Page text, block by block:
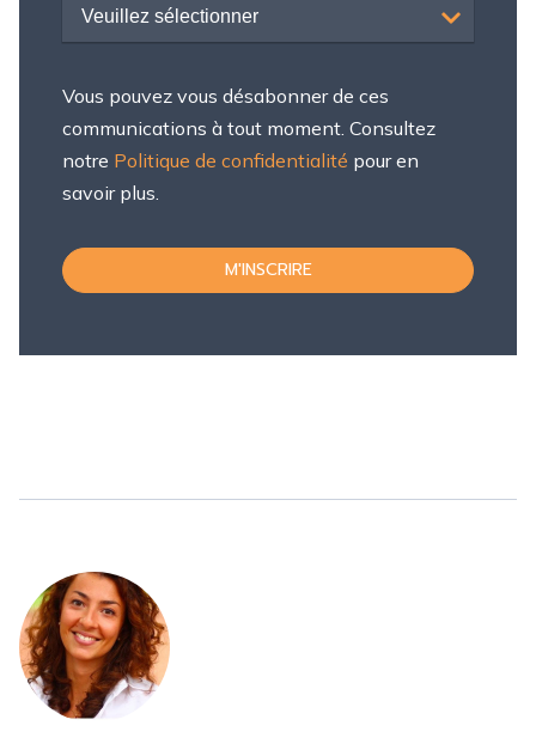
Veuillez sélectionner
Vous pouvez vous désabonner de ces
communications à tout moment. Consultez
notre Politique de confidentialité pour en
savoir plus.